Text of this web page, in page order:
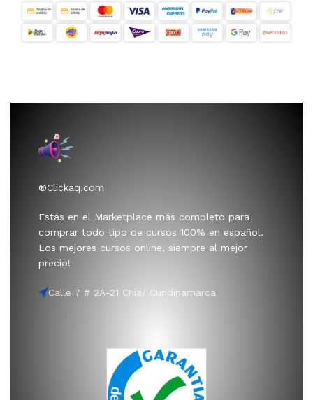
®Clickaq.com
Estás en el Marketplace más completo para
comprar todo tipo de cursos 100% en español.
Los mejores cursos online, siempre al mejor
precio!
Calle 7 # 2A-21 Chía/ Cundinamarca